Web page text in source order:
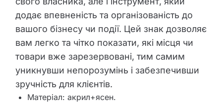
додає впевненість та організованість до
вашого бізнесу чи події. Цей знак дозволяє
вам легко та чітко показати, які місця чи
товари вже зарезервовані, тим самим
уникнувши непорозумінь і забезпечивши
зручність для клієнтів.
Матеріал: акрил+ясен.